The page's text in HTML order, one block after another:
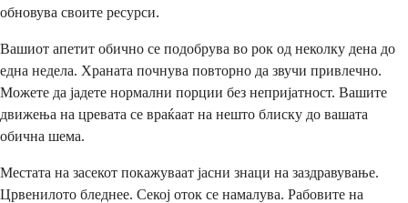
обновува своите ресурси.
Вашиот апетит обично се подобрува во рок од неколку дена до
една недела. Храната почнува повторно да звучи привлечно.
Можете да јадете нормални порции без непријатност. Вашите
движења на цревата се враќаат на нешто блиску до вашата
обична шема.
Местата на засекот покажуваат јасни знаци на заздравување.
Црвенилото бледнее. Секој оток се намалува. Рабовите на